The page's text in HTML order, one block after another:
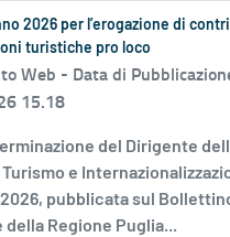
2026 per l’erogazione di
turistiche pro loco
Web - Data di
15.18
del Dirigente
e
pubblicata sul
della Regione Puglia...